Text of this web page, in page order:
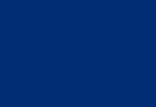
izdelkom.